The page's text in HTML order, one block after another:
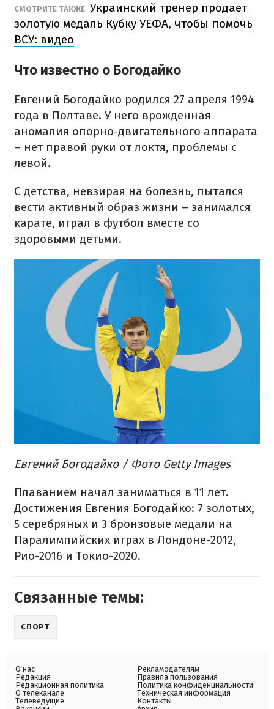
СМОТРИТЕ ТАКЖЕ Украинский тренер продает
золотую медаль Кубку УЕФА, чтобы помочь
ВСУ: видео
Что известно о Богодайко
Евгений Богодайко родился 27 апреля 1994
года в Полтаве. У него врожденная
аномалия опорно-двигательного аппарата
– нет правой руки от локтя, проблемы с
левой.
С детства, невзирая на болезнь, пытался
вести активный образ жизни – занимался
карате, играл в футбол вместе со
здоровыми детьми.
Евгений Богодайко / Фото Getty Images
Плаванием начал заниматься в 11 лет.
Достижения Евгения Богодайко: 7 золотых,
5 серебряных и 3 бронзовые медали на
Паралимпийских играх в Лондоне-2012,
Рио-2016 и Токио-2020.
Связанные темы:
СПОРТ
О нас
Редакция
Редакционная политика
О телеканале
Телеведущие
Рекламодателям
Правила пользования
Политика конфиденциальности
Техническая информация
Контакты